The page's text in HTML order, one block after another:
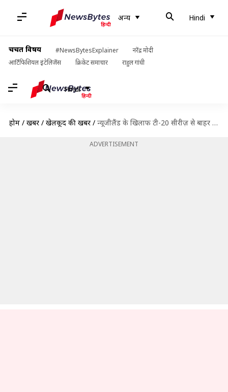
अन्य Hindi
चर्चित विषय #NewsBytesExplainer
नरेंद्र मोदी
आर्टिफिशियल इंटेलिजेंस
क्रिकेट समाचार राहुल गांधी
Hindi
होम / खबरें / खेलकूद की खबरें / न्यूजीलैंड के खिलाफ टी-20 सीरीज़ से बाहर हुए शिखर धवन, जानिए क्या है कारण
ADVERTISEMENT